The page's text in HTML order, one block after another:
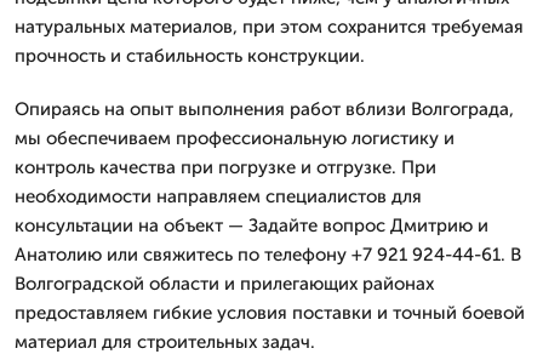
натуральных материалов, при этом сохранится требуемая
прочность и стабильность конструкции.
Опираясь на опыт выполнения работ вблизи Волгограда,
мы обеспечиваем профессиональную логистику и
контроль качества при погрузке и отгрузке. При
необходимости направляем специалистов для
консультации на объект — Задайте вопрос Дмитрию и
Анатолию или свяжитесь по телефону +7 921 924-44-61. В
Волгоградской области и прилегающих районах
предоставляем гибкие условия поставки и точный боевой
материал для строительных задач.